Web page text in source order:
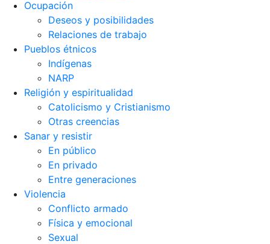
Ocupación
Deseos y posibilidades
Relaciones de trabajo
Pueblos étnicos
Indígenas
NARP
Religión y espiritualidad
Catolicismo y Cristianismo
Otras creencias
Sanar y resistir
En público
En privado
Entre generaciones
Violencia
Conflicto armado
Física y emocional
Sexual